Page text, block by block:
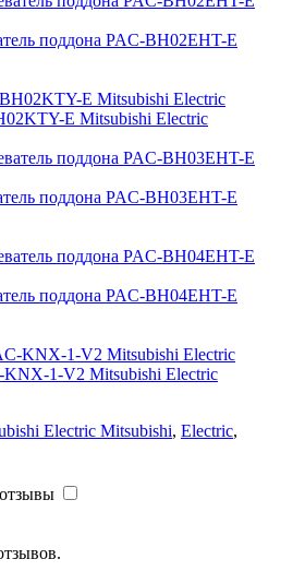
поддона PAC-BH02EHT-E
E Mitsubishi Electric
поддона PAC-BH03EHT-E
поддона PAC-BH04EHT-E
1-V2 Mitsubishi Electric
Electric Mitsubishi, Electric,